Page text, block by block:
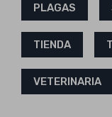
PLAGAS
TIENDA
VETERINARIA